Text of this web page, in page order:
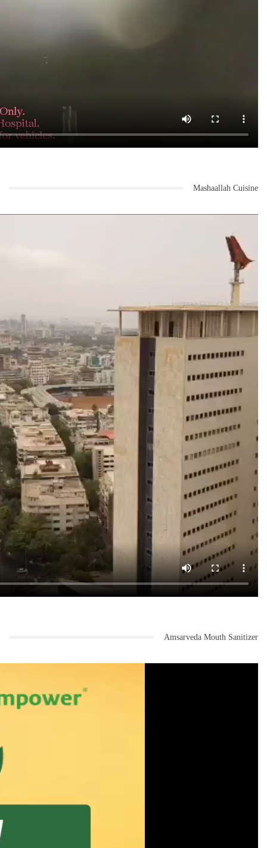
Mashaallah Cuisine
Amsarveda Mouth Sanitizer